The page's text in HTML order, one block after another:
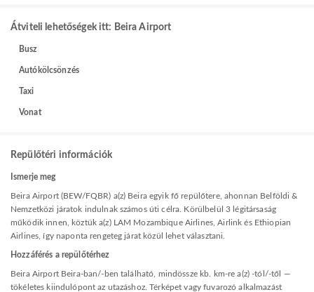
Átviteli lehetőségek itt: Beira Airport
Busz
Autókölcsönzés
Taxi
Vonat
Repülőtéri információk
Ismerje meg
Beira Airport (BEW/FQBR) a(z) Beira egyik fő repülőtere, ahonnan Belföldi &
Nemzetközi járatok indulnak számos úti célra. Körülbelül 3 légitársaság
működik innen, köztük a(z) LAM Mozambique Airlines, Airlink és Ethiopian
Airlines, így naponta rengeteg járat közül lehet választani.
Hozzáférés a repülőtérhez
Beira Airport Beira-ban/-ben található, mindössze kb. km-re a(z) -tól/-től —
tökéletes kiindulópont az utazáshoz. Térképet vagy fuvarozó alkalmazást